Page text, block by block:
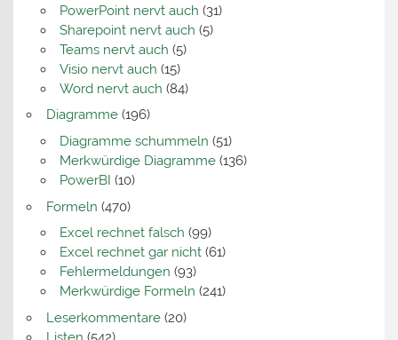
PowerPoint nervt auch (31)
Sharepoint nervt auch (5)
Teams nervt auch (5)
Visio nervt auch (15)
Word nervt auch (84)
Diagramme(196)
Diagramme schummeln (51)
Merkwürdige Diagramme(136)
PowerBI (10)
Formeln (470)
Excel rechnet falsch (99)
Excel rechnet gar nicht(61)
Fehlermeldungen (93)
Merkwürdige Formeln (241)
Leserkommentare(20)